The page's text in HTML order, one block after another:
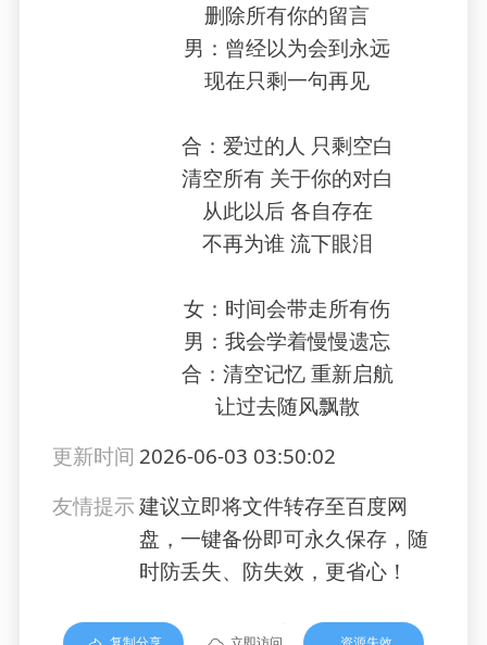
删除所有你的留言
男：曾经以为会到永远
现在只剩一句再见
合：爱过的人 只剩空白
清空所有 关于你的对白
从此以后 各自存在
不再为谁 流下眼泪
女：时间会带走所有伤
男：我会学着慢慢遗忘
合：清空记忆 重新启航
让过去随风飘散
更新时间 2026-06-03 03:50:02
友情提示建议立即将文件转存至百度网
盘，一键备份即可永久保存，随
时防丢失、防失效，更省心！